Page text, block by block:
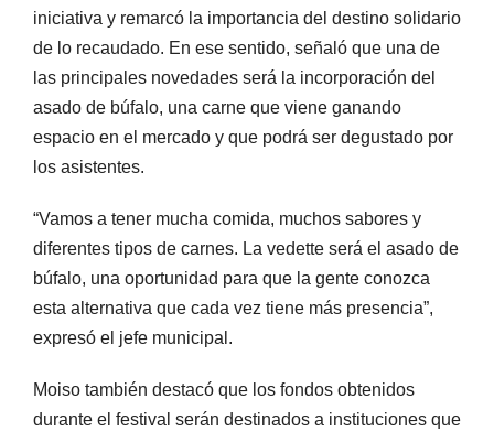
iniciativa y remarcó la importancia del destino solidario
de lo recaudado. En ese sentido, señaló que una de
las principales novedades será la incorporación del
asado de búfalo, una carne que viene ganando
espacio en el mercado y que podrá ser degustado por
los asistentes.
“Vamos a tener mucha comida, muchos sabores y
diferentes tipos de carnes. La vedette será el asado de
búfalo, una oportunidad para que la gente conozca
esta alternativa que cada vez tiene más presencia”,
expresó el jefe municipal.
Moiso también destacó que los fondos obtenidos
durante el festival serán destinados a instituciones que